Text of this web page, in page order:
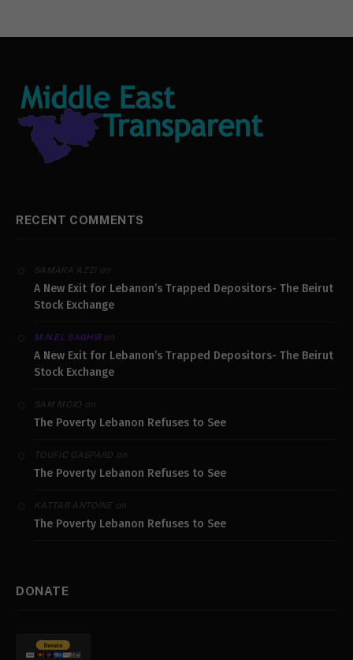
RECENT COMMENTS
SAMARA AZZIon
A New Exit for Lebanon’s Trapped Depositors- The Beirut
Stock Exchange
M.N.EL SAGHIRon
A New Exit for Lebanon’s Trapped Depositors- The Beirut
Stock Exchange
SAM MOJO on
The Poverty Lebanon Refuses to See
TOUFIC GASPARD on
The Poverty Lebanon Refuses to See
KATTAR ANTOINEon
The Poverty Lebanon Refuses to See
DONATE